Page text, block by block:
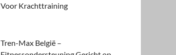
Voor Krachttraining
Tren-Max België –